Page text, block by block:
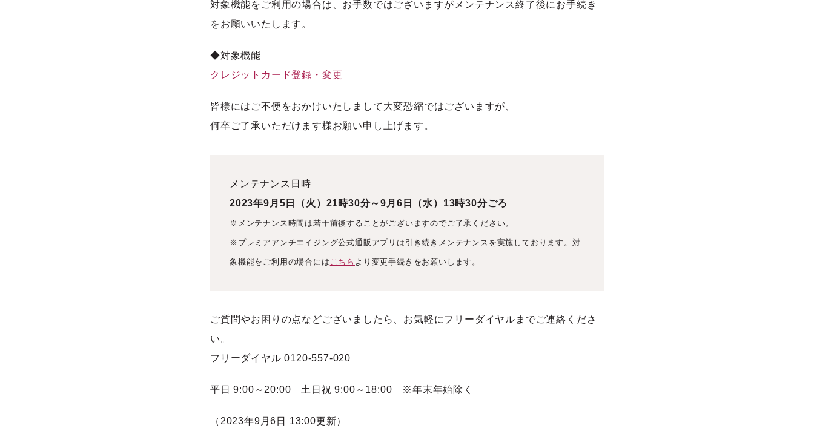
対象機能をご利用の場合は、お手数ではございますがメンテナンス終了後にお手続き
をお願いいたします。
◆対象機能
クレジットカード登録・変更
皆様にはご不便をおかけいたしまして大変恐縮ではございますが、
何卒ご了承いただけます様お願い申し上げます。
メンテナンス日時
2023年9月5日（火）21時30分～9月6日（水）13時30分ごろ
※メンテナンス時間は若干前後することがございますのでご了承ください。
※プレミアアンチエイジング公式通販アプリは引き続きメンテナンスを実施しております。対
象機能をご利用の場合には こちら より変更手続きをお願いします。
ご質問やお困りの点などございましたら、お気軽にフリーダイヤルまでご連絡くださ
い。
フリーダイヤル 0120-557-020
平日 9:00～20:00 土日祝 9:00～18:00 ※年末年始除く
（2023年9月6日 13:00更新）